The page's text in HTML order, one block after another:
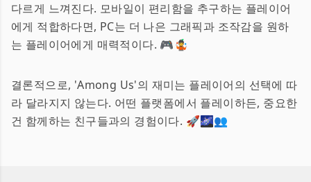
다르게 느껴진다. 모바일이 편리함을 추구하는 플레이어
에게 적합하다면, PC는 더 나은 그래픽과 조작감을 원하
는 플레이어에게 매력적이다. 🎮🤹
결론적으로, 'Among Us'의 재미는 플레이어의 선택에 따
라 달라지지 않는다. 어떤 플랫폼에서 플레이하든, 중요한
건 함께하는 친구들과의 경험이다. 🚀🌌👥